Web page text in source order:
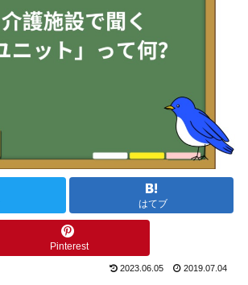
はてブ
Pinterest
2023.06.05 2019.07.04